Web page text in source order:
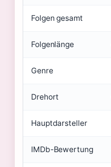
Folgen gesamt
Folgenlänge
Genre
Drehort
Hauptdarsteller
IMDb-Bewertung